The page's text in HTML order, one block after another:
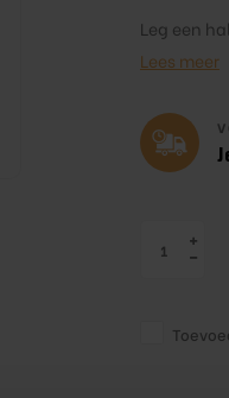
Leg een
Lees meer